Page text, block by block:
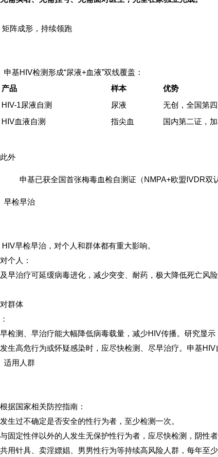
矩阵成形，持续领跑
申基HIV检测形成“尿液+血液”双线覆盖：
产品
样本
优势
HIV-1尿液自测
尿液
无创，全国第
HIV血液自测
指尖血 国内第二证 ，
此外
申基已获全国首张梅毒血检自测证 （NMPA+欧盟IVDR
早检早治
HIV早检早治，对个人和群体都有重大影响。
对个人：
及早治疗可延缓病毒进化，减少突变、耐药，极大降低死亡风
对群体
：
早检测、早治疗能大幅降低病毒载量，减少HIV传播。研究显
发生高危行为或怀疑感染时，应尽快检测、尽早治疗。申基
适用人群
根据国家相关防控指南：
发生过不确定是否安全的性行为者 ， 至少检测一次。
与固定性伴以外的人发生无保护性行为者 ，应尽快检测，阴性
共用针具、卖淫嫖娼、男男性行为等持续高风险人群 ， 每年至